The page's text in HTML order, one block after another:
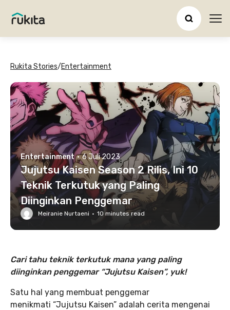
Rukita Stories/Entertainment
Entertainment · 6 Juli 2023
Jujutsu Kaisen Season 2 Rilis, Ini 10
Teknik Terkutuk yang Paling
Diinginkan Penggemar
Meiranie Nurtaeni · 10 minutes read
Cari tahu teknik terkutuk mana yang paling
diinginkan penggemar “Jujutsu Kaisen”, yuk!
Satu hal yang membuat penggemar
menikmati “Jujutsu Kaisen” adalah cerita mengenai